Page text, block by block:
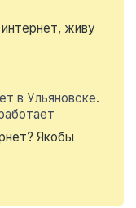
живу
в Ульяновске.
Якобы